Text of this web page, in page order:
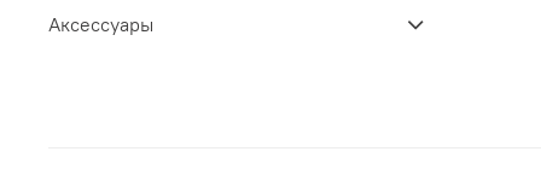
Аксессуары